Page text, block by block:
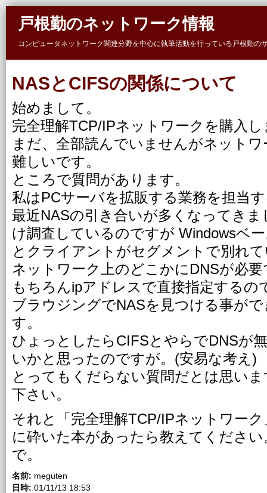
戸根勤のネットワーク情報
コンピュータネットワーク関連分野を中心に執筆活動を行っている戸根勤
NASとCIFSの関係について
始めまして。
完全理解TCP/IPネットワークを購入
まだ、全部読んでいませんがネット
難しいです。
ところで質問があります。
私はPCサーバを拡販する業務を担当
最近NASの引き合いが多くなってき
け調査しているのですが Windowsベ
とクライアントがセグメントで別れ
ネットワーク上のどこかにDNSが必
もちろんipアドレスで直接指定する
ブラウジングでNASを見つける事が
す。
ひょっとしたらCIFSとやらでDNSが
いかと思ったのですが。(安易な考え)
とってもくだらない質問だとは思い
下さい。
それと「完全理解TCP/IPネットワー
に砕いた本があったら教えてくださ
で。
名前: meguten
日時: 01/11/13 18:53